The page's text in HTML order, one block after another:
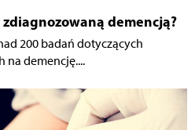
zdiagnozowaną demencją?
200 badań dotyczących
na demencję....